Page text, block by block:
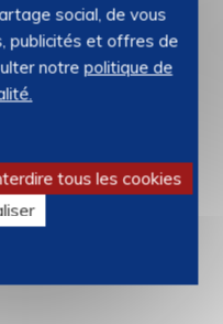
social, de vous
publicités et offres de
notre politique de
tous les cookies